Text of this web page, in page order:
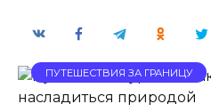
ПУТЕШЕСТВИЯ ЗА ГРАНИЦУ